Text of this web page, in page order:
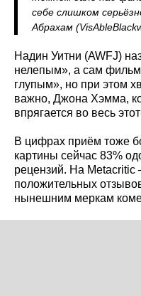
себе слишком
Абрахам
Надин Уитни (AWFJ)
нелепым», а сам
глупым», но при этом
важно, Джона Хэмма,
впрягается во весь
В цифрах приём тоже
картины сейчас 83%
рецензий. На
положительных
нынешним меркам